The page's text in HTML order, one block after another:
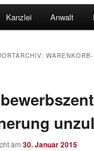
Kanzlei Anwalt
am 30. Januar 2015